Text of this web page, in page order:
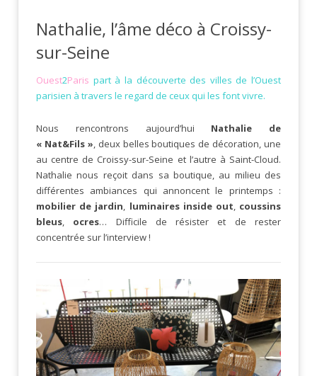
Nathalie, l’âme déco à Croissy-
sur-Seine
Ouest2Paris part à la découverte des villes de l’Ouest
parisien à travers le regard de ceux qui les font vivre.
Nous rencontrons aujourd’hui Nathalie de
« Nat&Fils », deux belles boutiques de décoration, une
au centre de Croissy-sur-Seine et l’autre à Saint-Cloud.
Nathalie nous reçoit dans sa boutique, au milieu des
différentes ambiances qui annoncent le printemps :
mobilier de jardin, luminaires inside out, coussins
bleus, ocres… Difficile de résister et de rester
concentrée sur l’interview !